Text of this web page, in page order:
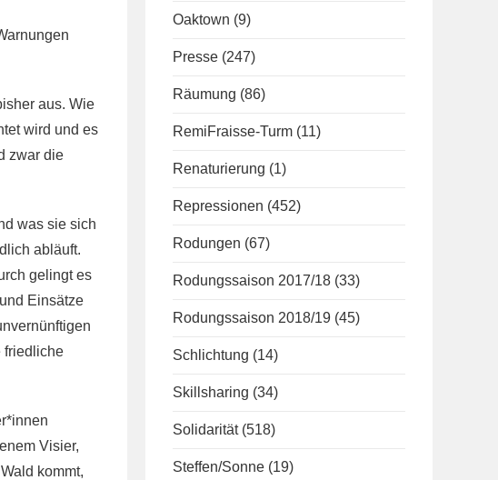
aus. Wie
wird und es
zwar die
was sie sich
abläuft.
gelingt es
Einsätze
friedliche
Visier,
kommt,
Oaktown (9)
Presse (247)
Räumung (86)
RemiFraisse-Turm (11)
Renaturierung (1)
Repressionen (452)
Rodungen (67)
Rodungssaison 2017/18 (33)
Rodungssaison 2018/19 (45)
Schlichtung (14)
Skillsharing (34)
Solidarität (518)
Steffen/Sonne (19)